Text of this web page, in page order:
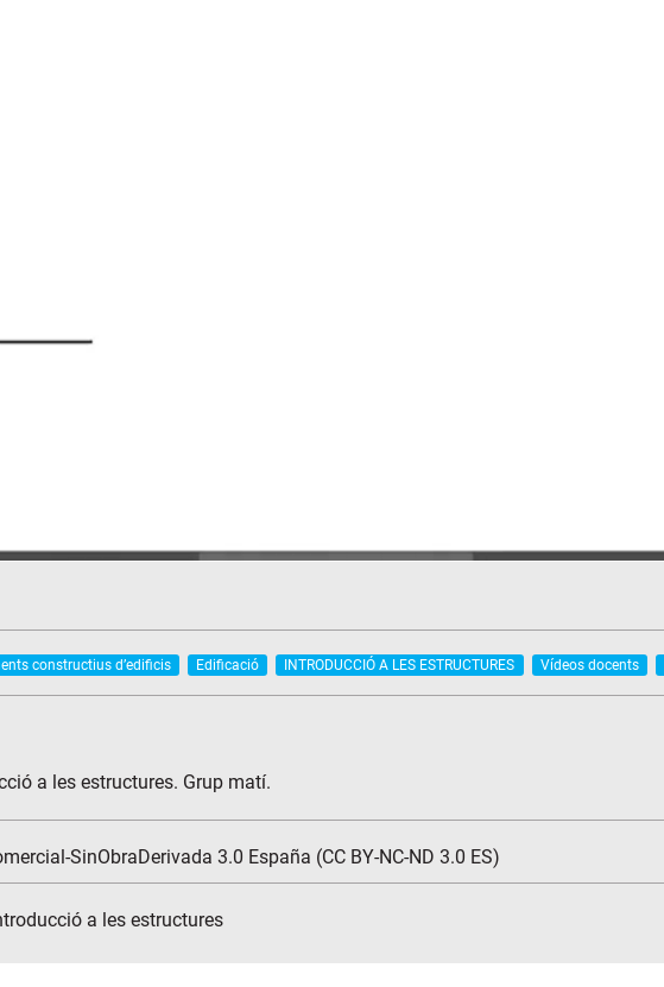
constructius d’edificis Edificació INTRODUCCIÓ A LES ESTRUCTURES Vídeos docents
a les estructures. Grup matí.
SinObraDerivada 3.0 España (CC BY-NC-ND 3.0 ES)
a les estructures